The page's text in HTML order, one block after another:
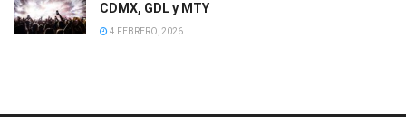
CDMX, GDL y MTY
4 FEBRERO, 2026